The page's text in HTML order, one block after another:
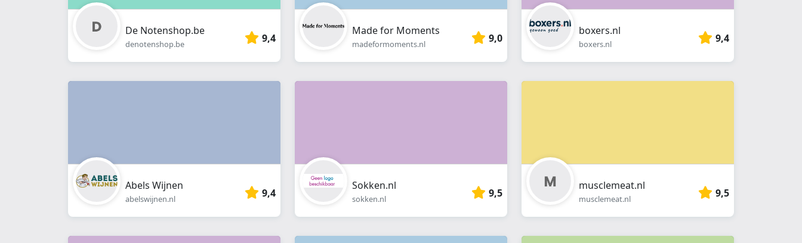
De Notenshop.be
denotenshop.be 9,4
Made for Moments
madeformoments.nl 9,0
boxers.nl
boxers.nl 9,4
Abels Wijnen
abelswijnen.nl 9,4
Sokken.nl
sokken.nl 9,5
musclemeat.nl
musclemeat.nl 9,5